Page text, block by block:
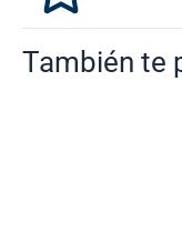
También te